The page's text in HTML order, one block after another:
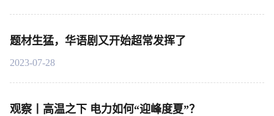
题材生猛，华语剧又开始超常发挥了
2023-07-28
观察丨高温之下 电力如何“迎峰度夏”？